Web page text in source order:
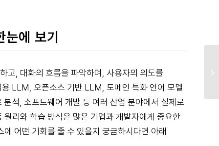
눈에 보기
고, 대화의 흐름을 파악하며, 사용자의 의도를
LLM, 오픈소스 기반 LLM, 도메인 특화 언어 모델
석, 소프트웨어 개발 등 여러 산업 분야에서 실제로
리와 학습 방식은 많은 기업과 개발자에게 중요한
어떤 기회를 줄 수 있을지 궁금하시다면 아래